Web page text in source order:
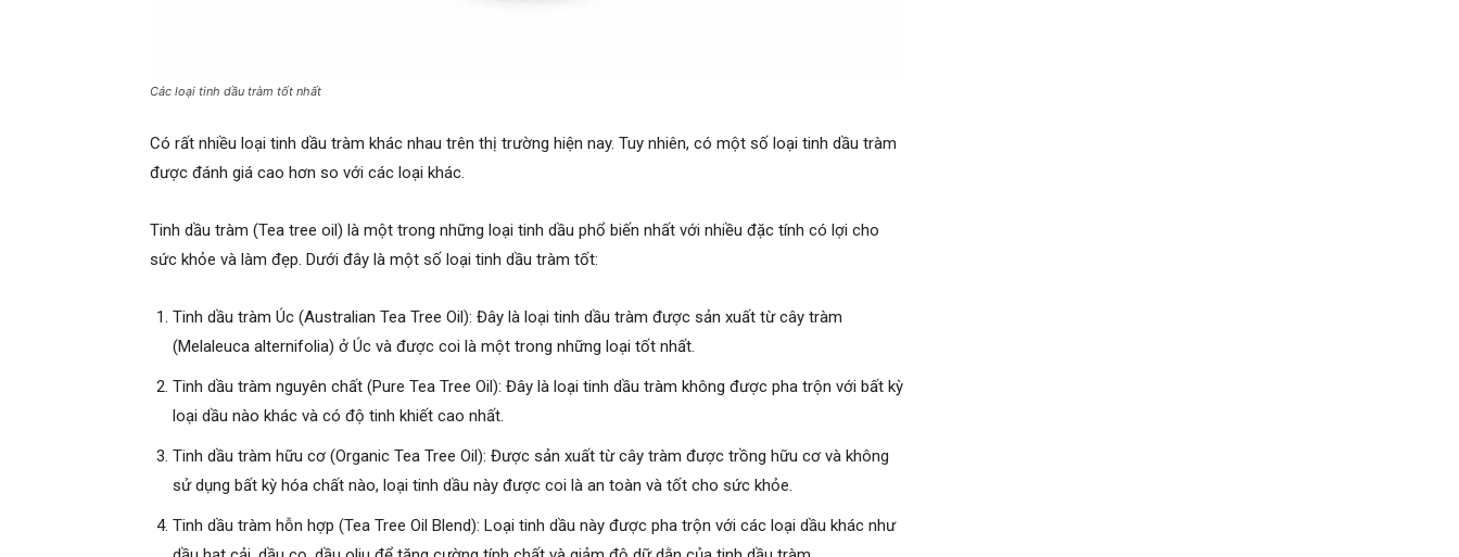
Các loại tinh dầu tràm tốt nhất
Có rất nhiều loại tinh dầu tràm khác nhau trên thị trường hiện nay. Tuy nhiên, có một số loại tinh dầu tràm
được đánh giá cao hơn so với các loại khác.
Tinh dầu tràm (Tea tree oil) là một trong những loại tinh dầu phổ biến nhất với nhiều đặc tính có lợi cho
sức khỏe và làm đẹp. Dưới đây là một số loại tinh dầu tràm tốt:
Tinh dầu tràm Úc (Australian Tea Tree Oil): Đây là loại tinh dầu tràm được sản xuất từ cây tràm
(Melaleuca alternifolia) ở Úc và được coi là một trong những loại tốt nhất.
Tinh dầu tràm nguyên chất (Pure Tea Tree Oil): Đây là loại tinh dầu tràm không được pha trộn với bất kỳ
loại dầu nào khác và có độ tinh khiết cao nhất.
Tinh dầu tràm hữu cơ (Organic Tea Tree Oil): Được sản xuất từ cây tràm được trồng hữu cơ và không
sử dụng bất kỳ hóa chất nào, loại tinh dầu này được coi là an toàn và tốt cho sức khỏe.
Tinh dầu tràm hỗn hợp (Tea Tree Oil Blend): Loại tinh dầu này được pha trộn với các loại dầu khác như